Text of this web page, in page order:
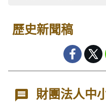
歷史新聞稿
財團法人中